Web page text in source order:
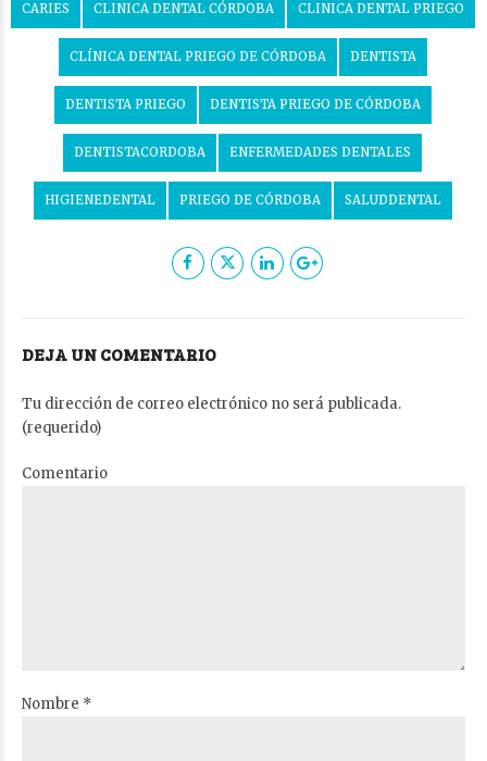
CARIES CLINICA DENTAL CÓRDOBA CLINICA DENTAL PRIEGO
CLÍNICA DENTAL PRIEGO DE CÓRDOBA DENTISTA
DENTISTA PRIEGO DENTISTA PRIEGO DE CÓRDOBA
DENTISTACORDOBA ENFERMEDADES DENTALES
HIGIENEDENTAL PRIEGO DE CÓRDOBA SALUDDENTAL
DEJA UN COMENTARIO
Tu dirección de correo electrónico no será publicada.
(requerido)
Comentario
Nombre *